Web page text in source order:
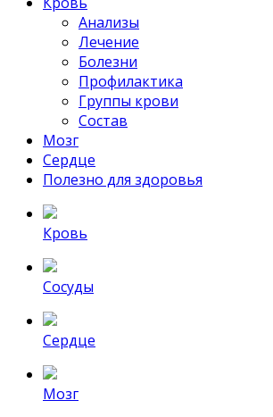
Анализы
Лечение
Болезни
Профилактика
Группы крови
Состав
Мозг
Сердце
Полезно для здоровья
Кровь
Сосуды
Сердце
Мозг